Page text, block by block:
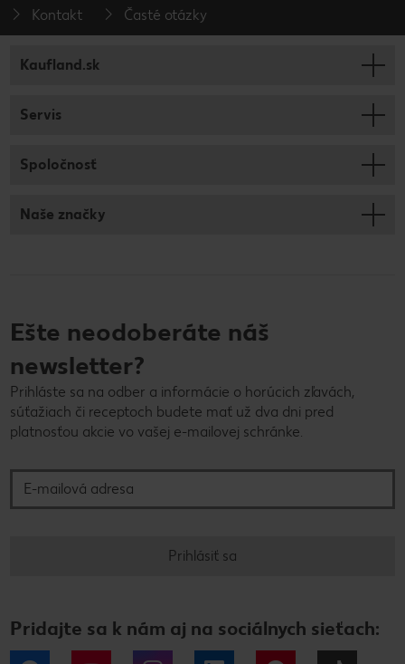
Kontakt Časté otázky
Kaufland.sk
Servis
Spoločnosť
Naše značky
Ešte neodoberáte náš
newsletter?
Prihláste sa na odber a informácie o horúcich zľavách,
súťažiach či receptoch budete mať už dva dni pred
platnosťou akcie vo vašej e-mailovej schránke.
Prihlásiť sa
Pridajte sa k nám aj na sociálnych sieťach: